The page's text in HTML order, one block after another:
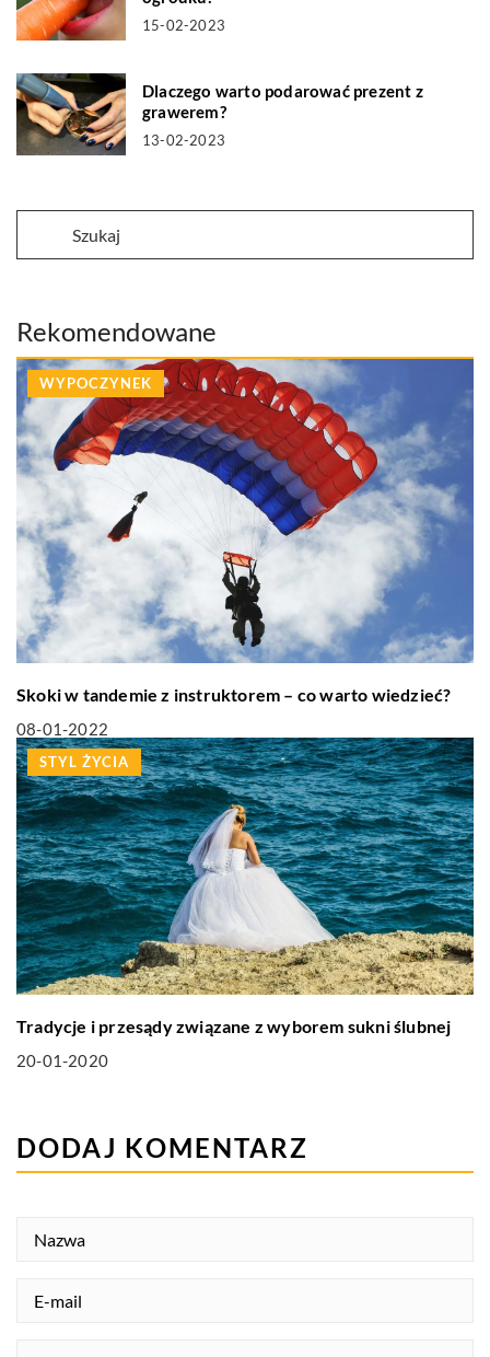
15-02-2023
Dlaczego warto podarować prezent z
grawerem?
13-02-2023
Rekomendowane
WYPOCZYNEK
Skoki w tandemie z instruktorem – co warto wiedzieć?
08-01-2022
STYL ŻYCIA
Tradycje i przesądy związane z wyborem sukni ślubnej
20-01-2020
DODAJ KOMENTARZ